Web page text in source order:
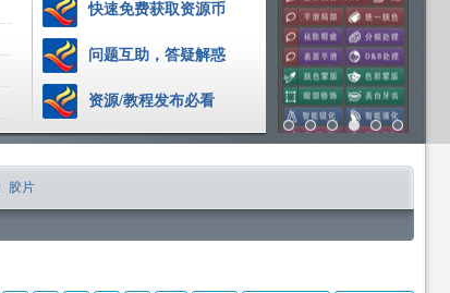
快速免费获取资源币
问题互助，答疑解惑
资源/教程发布必看
胶片